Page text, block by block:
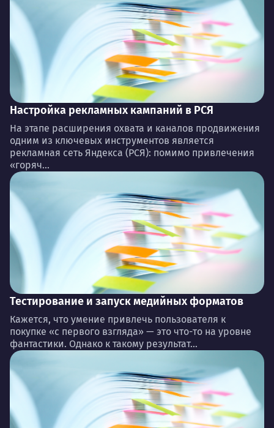
Настройка рекламных кампаний в РСЯ
На этапе расширения охвата и каналов продвижения
одним из ключевых инструментов является
рекламная сеть Яндекса (РСЯ): помимо привлечения
«горяч...
Тестирование и запуск медийных форматов
Кажется, что умение привлечь пользователя к
покупке «с первого взгляда» — это что-то на уровне
фантастики. Однако к такому результат...